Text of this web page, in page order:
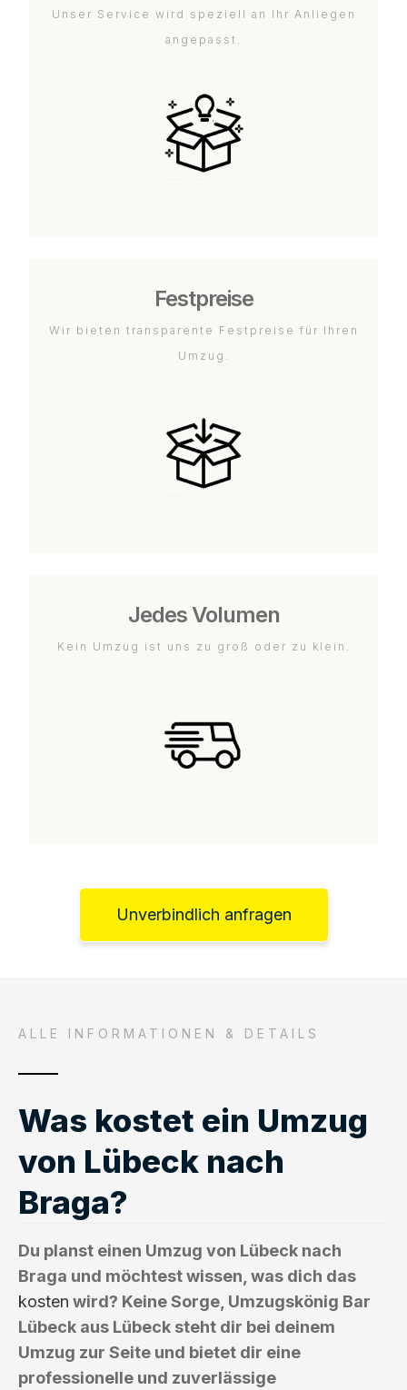
Unser Service wird speziell an Ihr Anliegen
angepasst.
Festpreise
Wir bieten transparente Festpreise für Ihren
Umzug.
Jedes Volumen
Kein Umzug ist uns zu groß oder zu klein.
Unverbindlich anfragen
ALLE INFORMATIONEN & DETAILS
Was kostet ein Umzug
von Lübeck nach
Braga?
Du planst einen Umzug von Lübeck nach
Braga und möchtest wissen, was dich das
kosten wird? Keine Sorge, Umzugskönig Bar
Lübeck aus Lübeck steht dir bei deinem
Umzug zur Seite und bietet dir eine
professionelle und zuverlässige